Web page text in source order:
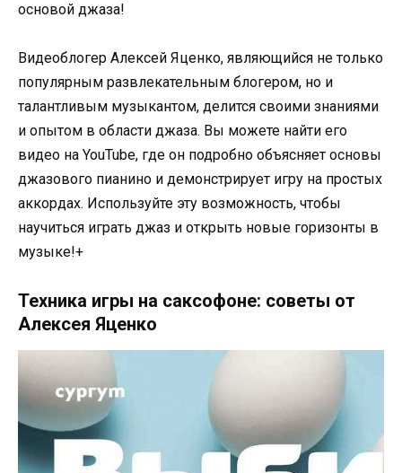
основой джаза!
Видеоблогер Алексей Яценко, являющийся не только
популярным развлекательным блогером, но и
талантливым музыкантом, делится своими знаниями
и опытом в области джаза. Вы можете найти его
видео на YouTube, где он подробно объясняет основы
джазового пианино и демонстрирует игру на простых
аккордах. Используйте эту возможность, чтобы
научиться играть джаз и открыть новые горизонты в
музыке!+
Техника игры на саксофоне: советы от
Алексея Яценко